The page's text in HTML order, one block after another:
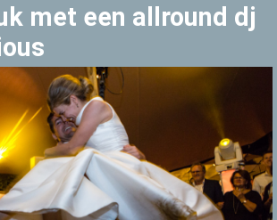
met een allround dj